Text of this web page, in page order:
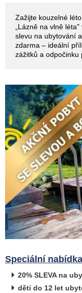
Zažijte kouzelné
„Lázně na vlně
slevu na ubytování
zdarma – ideální
zážitků a odpočinku
Speciální
20% SLEVA na
děti do 12 let